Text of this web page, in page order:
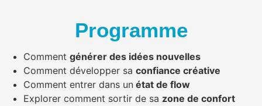
Programme
Comment générer des idées nouvelles
Comment développer sa confiance créative
Comment entrer dans un état de flow
Explorer comment sortir de sa zone de confort